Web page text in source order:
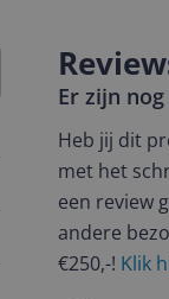
Er zijn
Heb jij dit
met het
een review
andere
€250,-! Klik